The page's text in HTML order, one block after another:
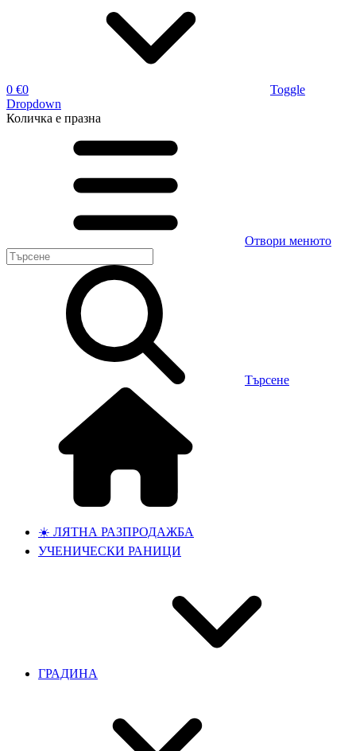
0 €0
Toggle
Dropdown
Количка е празна
Отвори менюто
Търсене
☀️ ЛЯТНА РАЗПРОДАЖБА
УЧЕНИЧЕСКИ РАНИЦИ
ГРАДИНА